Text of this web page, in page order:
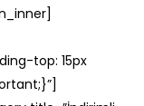
top: 15px